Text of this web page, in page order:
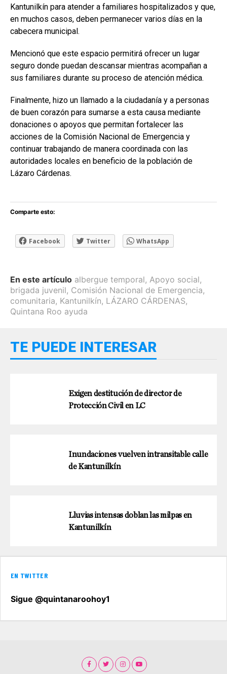
Kantunilkín para atender a familiares hospitalizados y que,
en muchos casos, deben permanecer varios días en la
cabecera municipal.
Mencionó que este espacio permitirá ofrecer un lugar
seguro donde puedan descansar mientras acompañan a
sus familiares durante su proceso de atención médica.
Finalmente, hizo un llamado a la ciudadanía y a personas
de buen corazón para sumarse a esta causa mediante
donaciones o apoyos que permitan fortalecer las
acciones de la Comisión Nacional de Emergencia y
continuar trabajando de manera coordinada con las
autoridades locales en beneficio de la población de
Lázaro Cárdenas.
Comparte esto:
Facebook Twitter WhatsApp
En este artículo albergue temporal, Apoyo social,
brigada juvenil, Comisión Nacional de Emergencia,
comunitaria, Kantunilkín, LÁZARO CÁRDENAS,
Quintana Roo ayuda
TE PUEDE INTERESAR
Exigen destitución de director de
Protección Civil en LC
Inundaciones vuelven intransitable calle
de Kantunilkín
Lluvias intensas doblan las milpas en
Kantunilkín
EN TWITTER
Sigue @quintanaroohoy1